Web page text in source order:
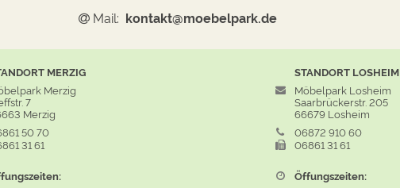
Mail: kontakt@moebelpark.de
MERZIG
Merzig
7
Merzig
50 70
31 61
STANDORT LOSHEIM
Möbelpark Losheim
Saarbrückerstr. 205
66679 Losheim
06872 910 60
06861 31 61
Öffungszeiten: